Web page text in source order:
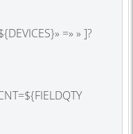
=» » ]?
=${FIELDQTY